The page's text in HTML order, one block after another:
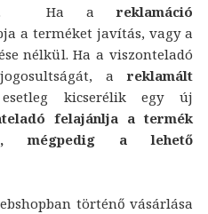
Ha areklamáció
a terméket javítás, vagy a
nélkül. Ha a viszonteladó
areklamált
kicserélik egy új
felajánlja a termék
mégpedig a lehető
történő vásárlása